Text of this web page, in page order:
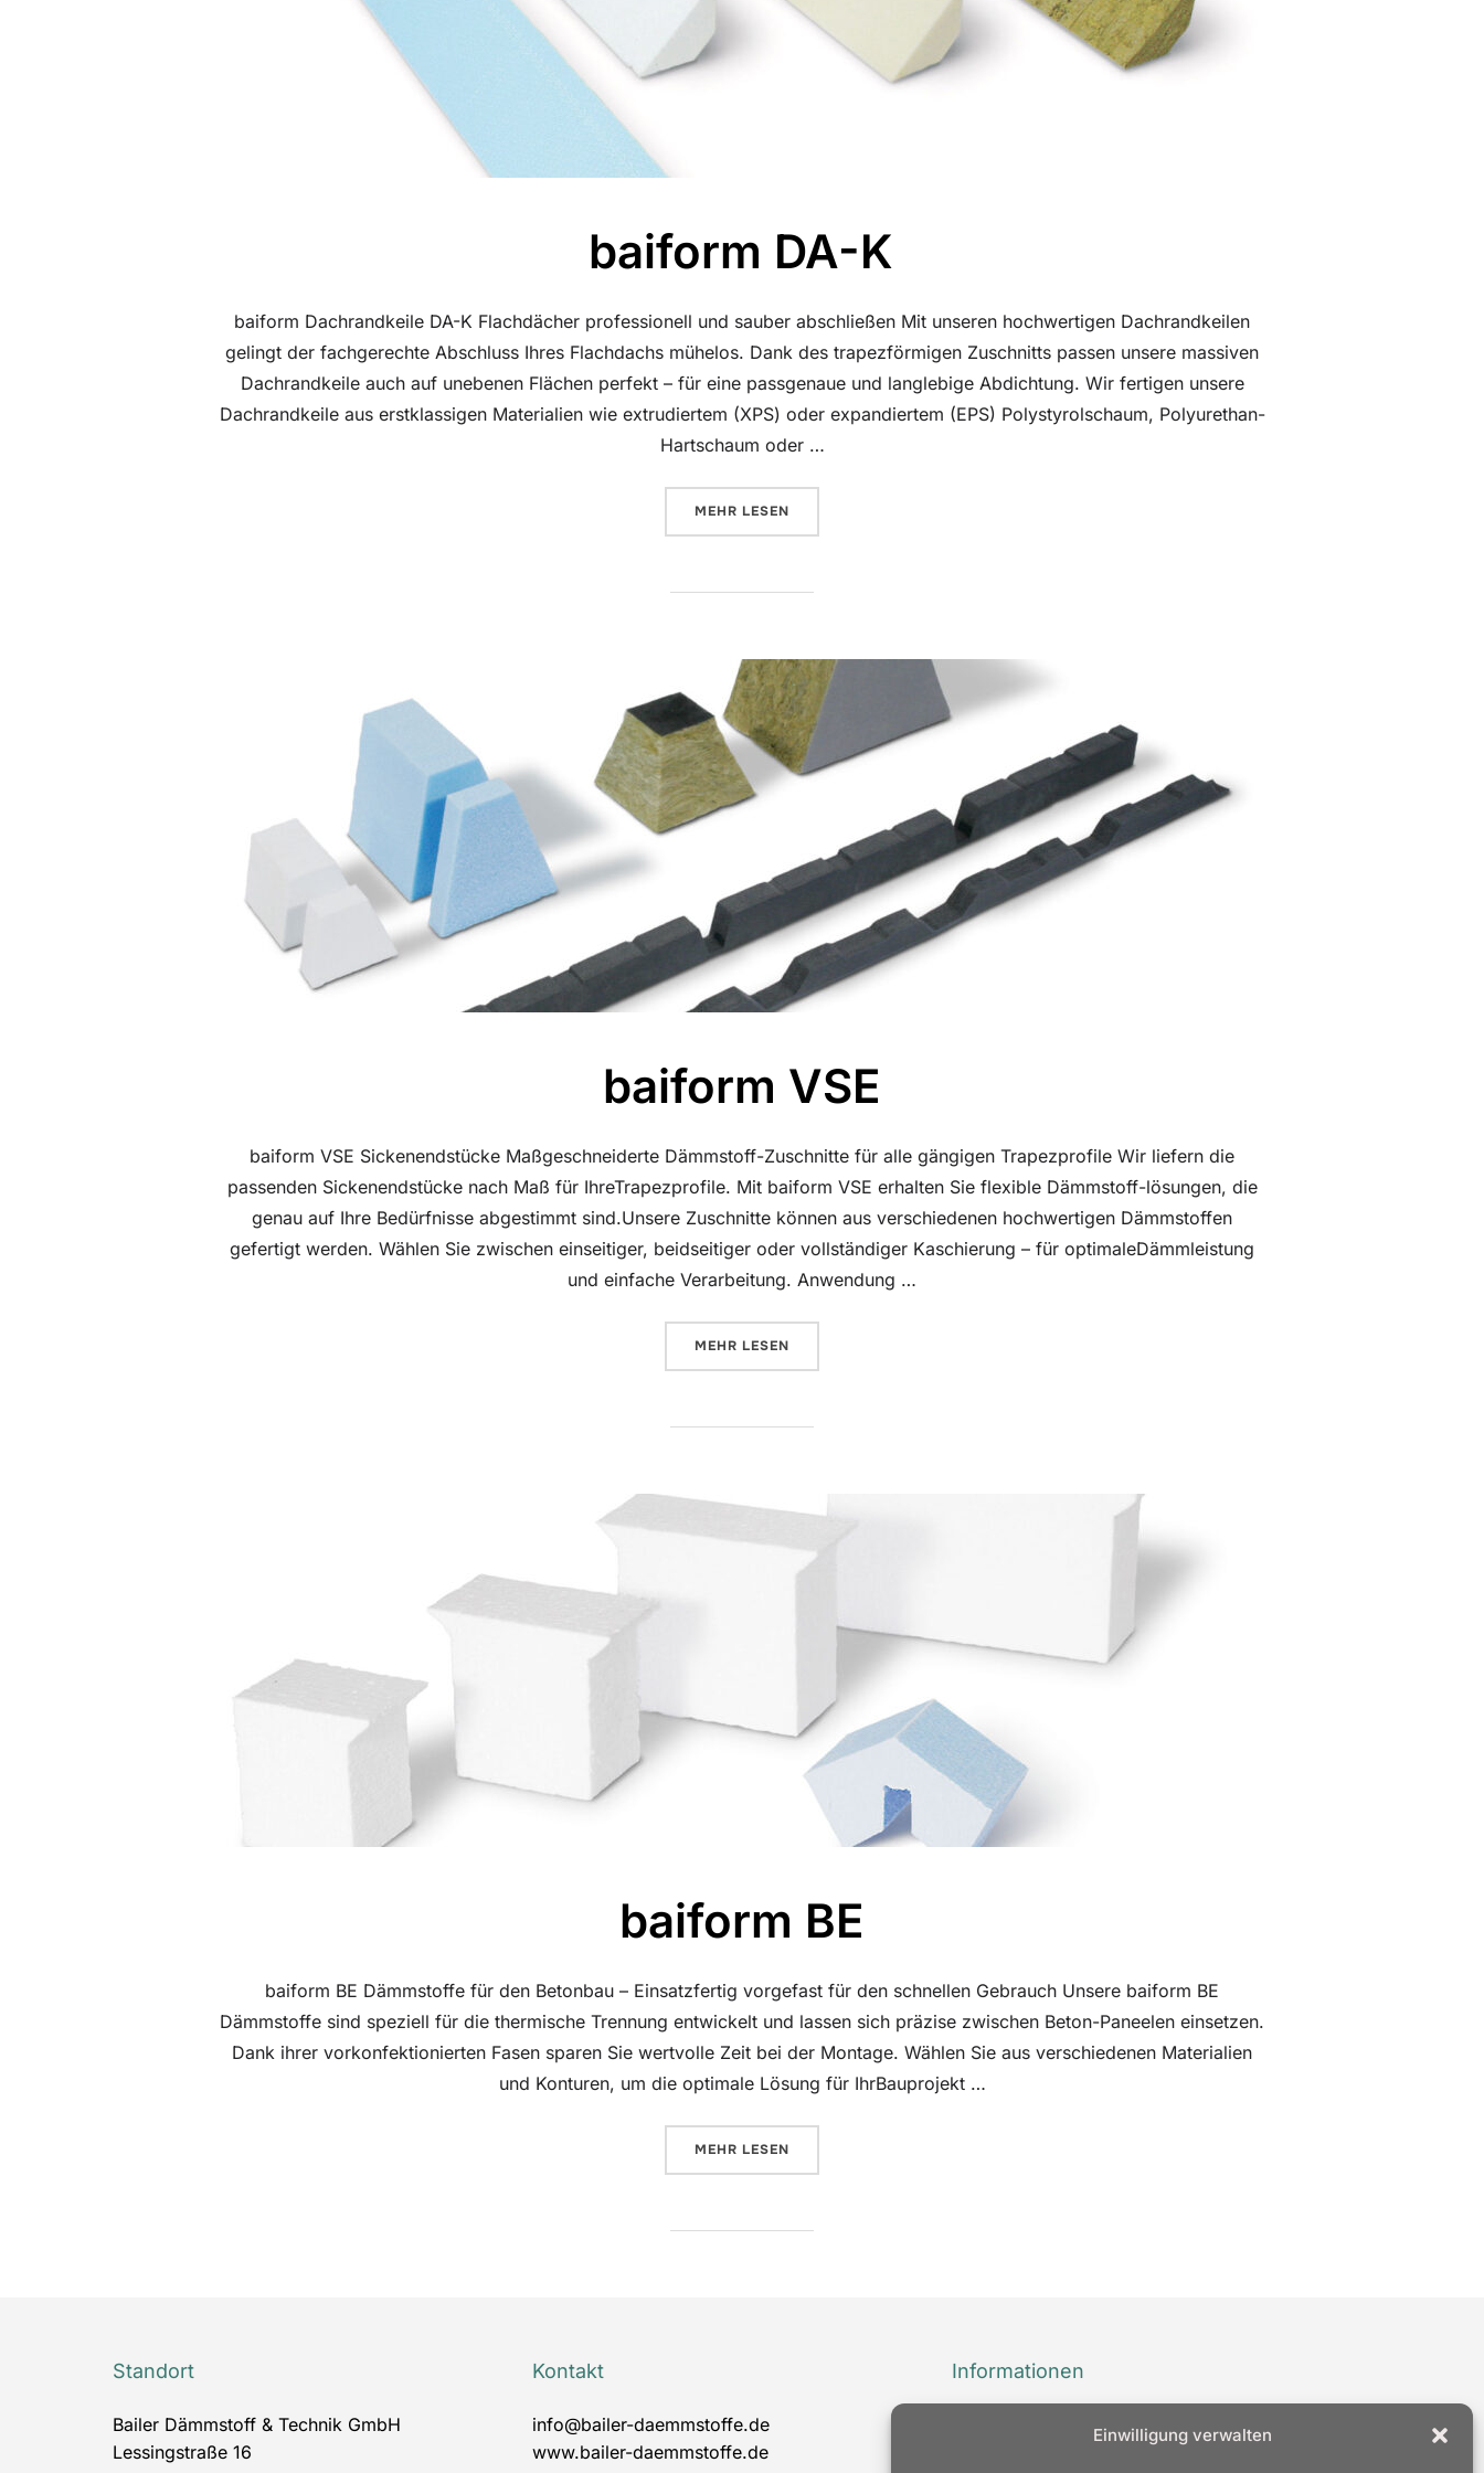
Einwilligung verwalten
baiform DA-K
baiform Dachrandkeile DA-K Flachdächer professionell und sauber abschließen Mit unseren hochwertigen Dachrandkeilen
gelingt der fachgerechte Abschluss Ihres Flachdachs mühelos. Dank des trapezförmigen Zuschnitts passen unsere massiven
Dachrandkeile auch auf unebenen Flächen perfekt – für eine passgenaue und langlebige Abdichtung. Wir fertigen unsere
Dachrandkeile aus erstklassigen Materialien wie extrudiertem (XPS) oder expandiertem (EPS) Polystyrolschaum, Polyurethan-
Hartschaum oder …
MEHR ÜBER „BAIFORM DA-K“
LESEN
baiform VSE
baiform VSE Sickenendstücke Maßgeschneiderte Dämmstoff-Zuschnitte für alle gängigen Trapezprofile Wir liefern die
passenden Sickenendstücke nach Maß für IhreTrapezprofile. Mit baiform VSE erhalten Sie flexible Dämmstoff-lösungen, die
genau auf Ihre Bedürfnisse abgestimmt sind.Unsere Zuschnitte können aus verschiedenen hochwertigen Dämmstoffen
gefertigt werden. Wählen Sie zwischen einseitiger, beidseitiger oder vollständiger Kaschierung – für optimaleDämmleistung
und einfache Verarbeitung. Anwendung …
MEHR ÜBER „BAIFORM VSE“
LESEN
baiform BE
baiform BE Dämmstoffe für den Betonbau – Einsatzfertig vorgefast für den schnellen Gebrauch Unsere baiform BE
Dämmstoffe sind speziell für die thermische Trennung entwickelt und lassen sich präzise zwischen Beton-Paneelen einsetzen.
Dank ihrer vorkonfektionierten Fasen sparen Sie wertvolle Zeit bei der Montage. Wählen Sie aus verschiedenen Materialien
und Konturen, um die optimale Lösung für IhrBauprojekt …
MEHR ÜBER „BAIFORM BE“
LESEN
Standort
Bailer Dämmstoff & Technik GmbH
Lessingstraße 16
Kontakt
info@bailer-daemmstoffe.de
www.bailer-daemmstoffe.de
Informationen